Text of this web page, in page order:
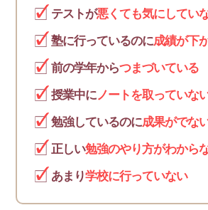
テストが悪くても気にしてい
塾に行っているのに成績が下
前の学年からつまづいている
授業中にノートを取っていな
勉強しているのに成果がでな
正しい勉強のやり方がわから
あまり学校に行っていない